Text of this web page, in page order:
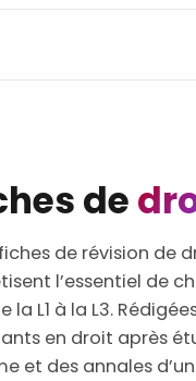
de
de révision de
l’essentiel de
la L1 à la L3.
en droit après
et des annales